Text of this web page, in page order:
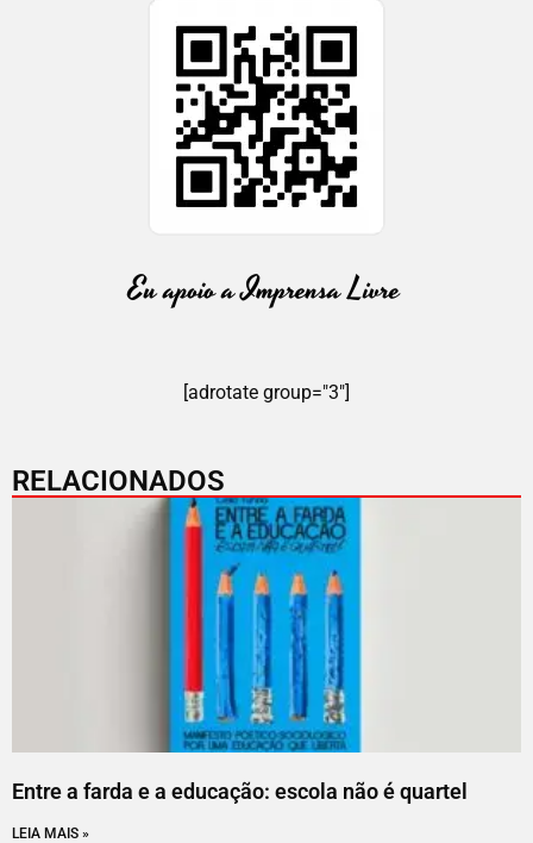
[adrotate group="3"]
RELACIONADOS
Entre a farda e a educação: escola não é quartel
LEIA MAIS »